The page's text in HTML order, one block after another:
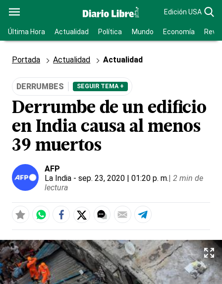
Edición USA
Última Hora Actualidad Política Mundo Economía
Portada Actualidad Actualidad
DERRUMBES SEGUIR TEMA +
Derrumbe de un edificio
en India causa al menos
39 muertos
AFP
La India - sep. 23, 2020 | 01:20 p. m.| 2 min de
lectura